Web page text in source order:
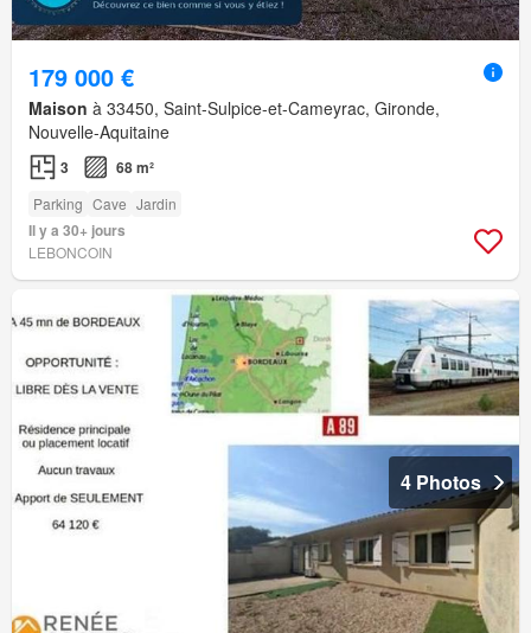
179 000 €
Maison à 33450, Saint-Sulpice-et-Cameyrac, Gironde,
Nouvelle-Aquitaine
3 68 m²
Parking Cave Jardin
Il y a 30+ jours
LEBONCOIN
4 Photos